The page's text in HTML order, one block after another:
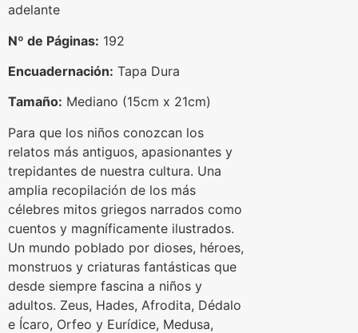
adelante
Nº de Páginas: 192
Encuadernación: Tapa Dura
Tamaño: Mediano (15cm x 21cm)
Para que los niños conozcan los
relatos más antiguos, apasionantes y
trepidantes de nuestra cultura. Una
amplia recopilación de los más
célebres mitos griegos narrados como
cuentos y magníficamente ilustrados.
Un mundo poblado por dioses, héroes,
monstruos y criaturas fantásticas que
desde siempre fascina a niños y
adultos. Zeus, Hades, Afrodita, Dédalo
e Ícaro, Orfeo y Eurídice, Medusa,